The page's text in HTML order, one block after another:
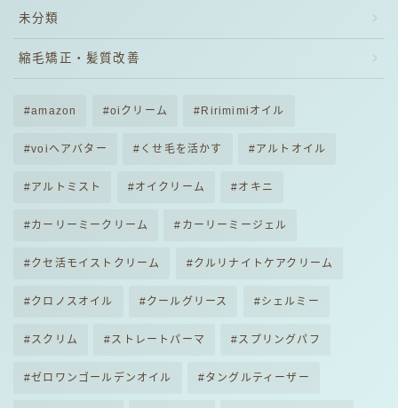
未分類
縮毛矯正・髪質改善
amazon oiクリーム Ririmimiオイル
voiヘアバター くせ毛を活かす アルトオイル
アルトミスト オイクリーム オキニ
カーリーミークリーム カーリーミージェル
クセ活モイストクリーム クルリナイトケアクリーム
クロノスオイル クールグリース シェルミー
スクリム ストレートパーマ スプリングパフ
ゼロワンゴールデンオイル タングルティーザー